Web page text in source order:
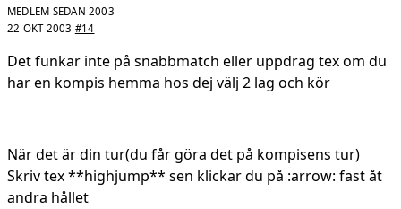
MEDLEM SEDAN 2003
22 OKT 2003 #14
Det funkar inte på snabbmatch eller uppdrag tex om du
har en kompis hemma hos dej välj 2 lag och kör
När det är din tur(du får göra det på kompisens tur)
Skriv tex **highjump** sen klickar du på :arrow: fast åt
andra hållet